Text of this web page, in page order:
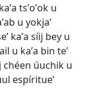
tsʼoʼok u
u yokjaʼ
kaʼa síij bey u
u kaʼa bin teʼ
chéen úuchik u
espíritueʼ